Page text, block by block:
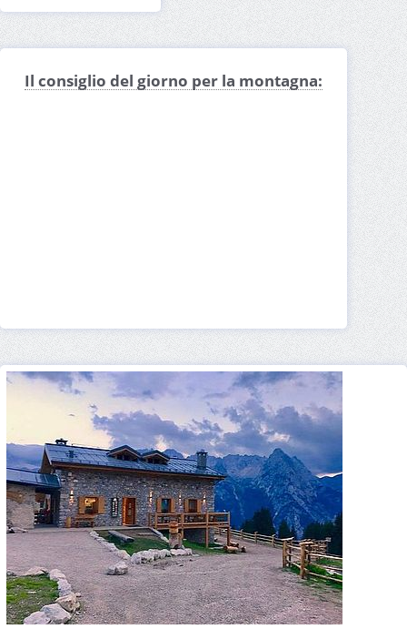
Il consiglio del giorno per la montagna: